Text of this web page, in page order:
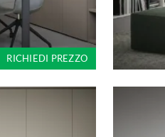
RICHIEDI PREZZO